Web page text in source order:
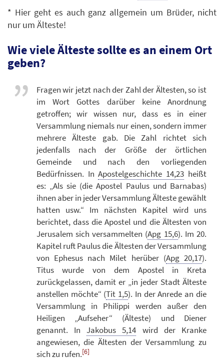
* Hier geht es auch ganz allgemein um Brüder, nicht
nur um Älteste!
Wie viele Älteste sollte es an einem Ort
geben?
Fragen wir jetzt nach der Zahl der Ältesten, so ist
im Wort Gottes darüber keine Anordnung
getroffen; wir wissen nur, dass es in einer
Versammlung niemals nur einen, sondern immer
mehrere Älteste gab. Die Zahl richtet sich
jedenfalls nach der Größe der örtlichen
Gemeinde und nach den vorliegenden
Bedürfnissen. InApostelgeschichte 14,23 heißt
es: „Als sie (die Apostel Paulus und Barnabas)
ihnen aber in jeder Versammlung Älteste gewählt
hatten usw.“ Im nächsten Kapitel wird uns
berichtet, dass die Apostel und die Ältesten von
Jerusalem sich versammelten (Apg 15,6). Im 20.
Kapitel ruft Paulus die Ältesten der Versammlung
von Ephesus nach Milet herüber (Apg 20,17).
Titus wurde von dem Apostel in Kreta
zurückgelassen, damit er „in jeder Stadt Älteste
anstellen möchte“ (Tit 1,5). In der Anrede an die
Versammlung in Philippi werden außer den
Heiligen „Aufseher“ (Älteste) und Diener
genannt. InJakobus 5,14 wird der Kranke
angewiesen, die Ältesten der Versammlung zu
sich zu rufen.[6]